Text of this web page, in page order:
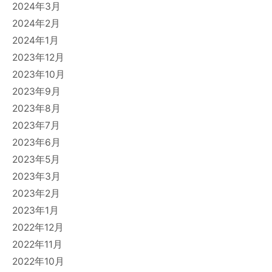
2024年3月
2024年2月
2024年1月
2023年12月
2023年10月
2023年9月
2023年8月
2023年7月
2023年6月
2023年5月
2023年3月
2023年2月
2023年1月
2022年12月
2022年11月
2022年10月